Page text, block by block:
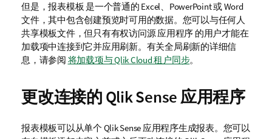
但是，报表模板 是一个普通的 Excel、 PowerPoint或Word
文件，其中包含创建预览时可用的数据。您可以与任何人
共享模板文件，但只有有权访问源应用程序 的用户才能在
加载项中连接到它并应用刷新。有关全局刷新的详细信
息，请参阅 将加载项与 Qlik Cloud 租户同步。
更改连接的 Qlik Sense 应用程序
报表模板可以从单个 Qlik Sense 应用程序生成报表。您可以